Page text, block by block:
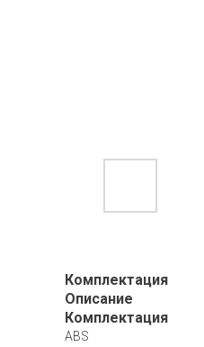
Комплектация
Описание
Комплектация
ABS